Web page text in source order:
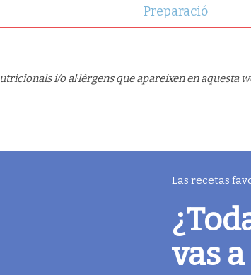
Preparació
i/o al·lèrgens que apareixen en aquesta
Las recetas
vas